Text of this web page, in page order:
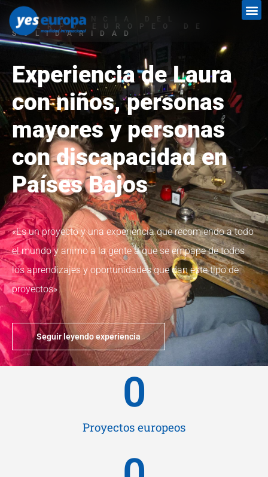
EXPERIENCIA DEL
CUERPO EUROPEO DE
SOLIDARIDAD
Experiencia de Laura
con niños, personas
mayores y personas
con discapacidad en
Países Bajos
«Es un proyecto y una experiencia que recomiendo a todo
el mundo y animo a la gente a que se empape de todos
los aprendizajes y oportunidades que dan este tipo de
proyectos»
Seguir leyendo experiencia
Proyectos europeos
0